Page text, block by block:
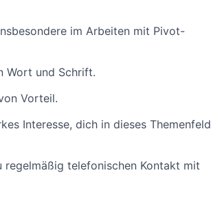
im Arbeiten mit Pivot-
Wort und Schrift.
Vorteil.
Interesse, dich in dieses Themenfeld
telefonischen Kontakt mit